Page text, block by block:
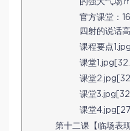
的强大气场
官方课堂：
四射的说话
课程要点
课堂
课堂
课堂
课堂
第十二课【临场表